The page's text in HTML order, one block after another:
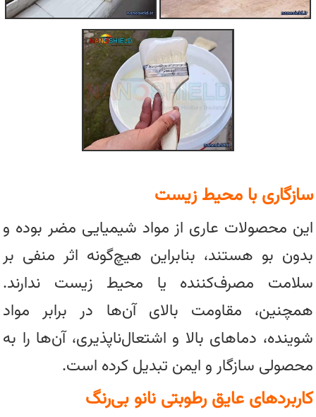
سازگاری با محیط زیست
این محصولات عاری از مواد شیمیایی مضر بوده و
بدون بو هستند، بنابراین هیچ‌گونه اثر منفی بر
سلامت مصرف‌کننده یا محیط زیست ندارند.
همچنین، مقاومت بالای آن‌ها در برابر مواد
شوینده، دماهای بالا و اشتعال‌ناپذیری، آن‌ها را به
محصولی سازگار و ایمن تبدیل کرده است.
کاربردهای عایق رطوبتی نانو بی‌رنگ